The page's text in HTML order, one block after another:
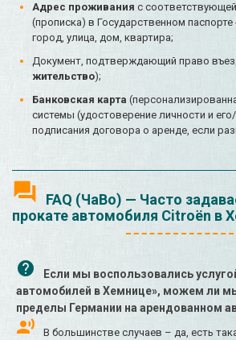
Адрес проживания с
(прописка) в Государственном паспорте
город, улица, дом, квартира;
Документ, подтверждающий право
жительство);
Банковская карта
системы (удостоверение личности и
подписания договора о аренде, если
FAQ (ЧаВо) — Часто
прокате автомобиля Citroën в
Если мы воспользовались
автомобилей в Хемнице», можем ли
пределы Германии на арендованном
В большинстве случаев – да, есть